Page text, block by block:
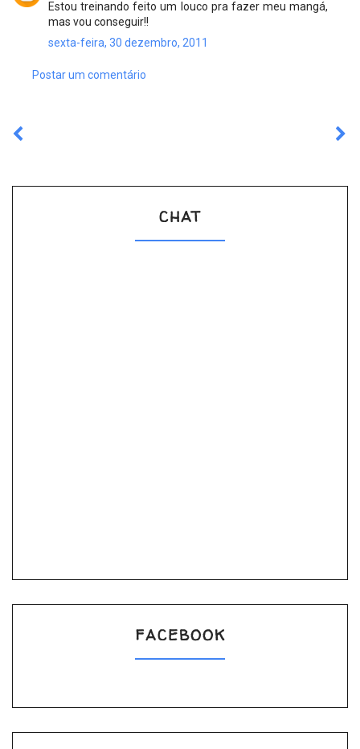
Estou treinando feito um louco pra fazer meu mangá,
mas vou conseguir!!
sexta-feira, 30 dezembro, 2011
Postar um comentário
CHAT
FACEBOOK